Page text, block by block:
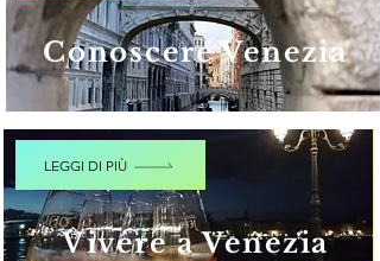
Conoscere Venezia
LEGGI DI PIÙ
Vivere a Venezia